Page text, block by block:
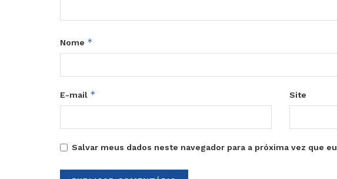
Nome *
E-mail * Site
Salvar meus dados neste navegador para a próxima vez que